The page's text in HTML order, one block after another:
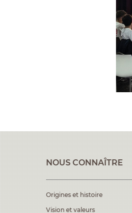
NOUS CONNAÎTRE
Origines et histoire
Vision et valeurs